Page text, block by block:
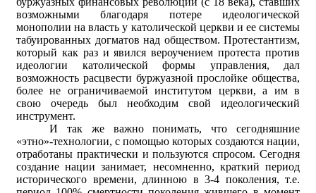
возможными благодаря потере идеологической
монополии на власть у католической церкви и ее системы
табуированных догматов над обществом. Протестантизм,
который как раз и явился вероучением протеста против
идеологии католической формы управления, дал
возможность расцвести буржуазной прослойке общества,
более не ограничиваемой институтом церкви, а им в
свою очередь был необходим свой идеологический
инструмент.
И так же важно понимать, что сегодняшние
«этно»-технологии, с помощью которых создаются нации,
отработаны практически и пользуются спросом. Сегодня
создание нации занимает, несомненно, краткий период
исторического времени, длинною в 3-4 поколения, т.е.